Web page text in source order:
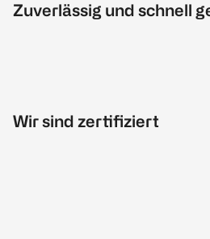
Zuverlässig und schnell
Wir sind zertifiziert